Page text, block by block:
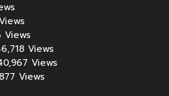
Views
Views
Views
Views